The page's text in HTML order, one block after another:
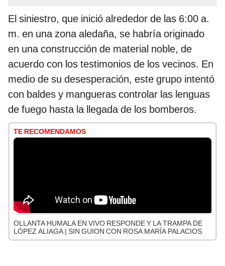
El siniestro, que inició alrededor de las 6:00 a.
m. en una zona aledaña, se habría originado
en una construcción de material noble, de
acuerdo con los testimonios de los vecinos. En
medio de su desesperación, este grupo intentó
con baldes y mangueras controlar las lenguas
de fuego hasta la llegada de los bomberos.
TE RECOMENDAMOS
OLLANTA HUMALA EN VIVO RESPONDE Y LA TRAMPA DE
LÓPEZ ALIAGA | SIN GUION CON ROSA MARÍA PALACIOS